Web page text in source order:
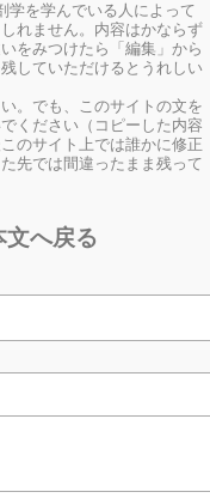
を学んでいる人によって
れません。内容はかならず
をみつけたら「編集」から
していただけるとうれしい
。でも、このサイトの文を
ください（コピーした内容
のサイト上では誰かに修正
先では間違ったまま残って
文へ戻る